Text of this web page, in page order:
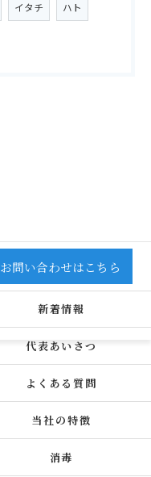
イタチ ハト
お問い合わせはこちら
新着情報
代表あいさつ
よくある質問
当社の特徴
消毒